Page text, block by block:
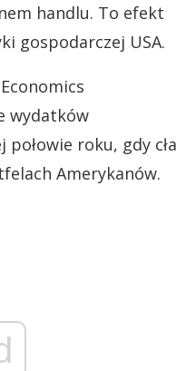
handlu. To efekt
gospodarczej USA.
wydatków
roku, gdy cła
Amerykanów.